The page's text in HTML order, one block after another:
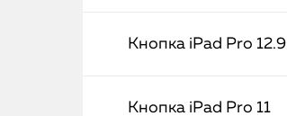
Кнопка iPad Pro 12.9
Кнопка iPad Pro 11